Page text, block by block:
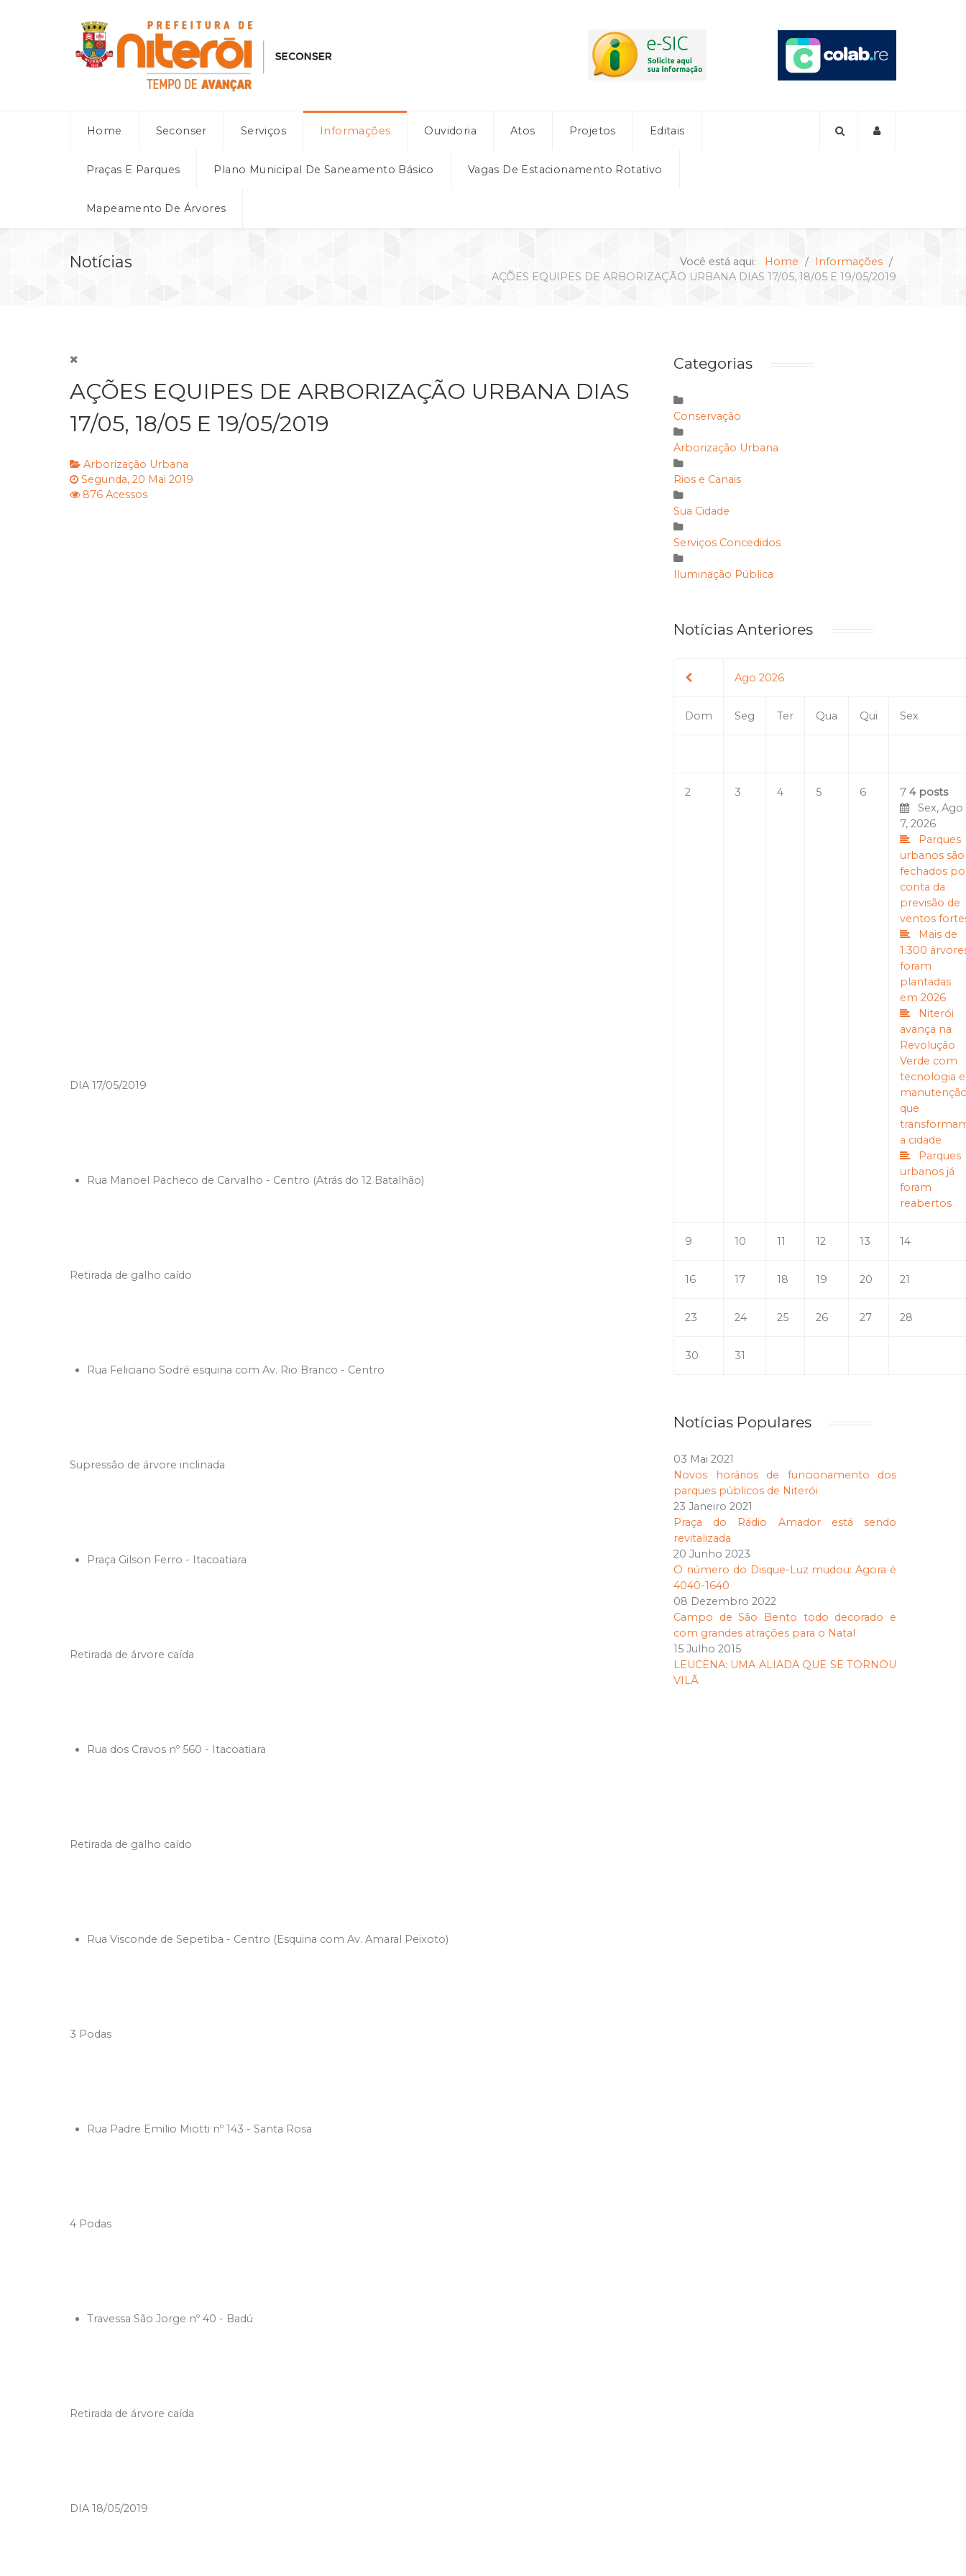
Home Seconser Serviços Informações Ouvidoria Atos Projetos Editais
Praças E Parques Plano Municipal De Saneamento Básico Vagas De Estacionamento Rotativo
Mapeamento De Árvores
Notícias Você está aqui: Home
Informações
AÇÕES EQUIPES DE ARBORIZAÇÃO URBANA DIAS 17/05, 18/05 E 19/05/2019
AÇÕES EQUIPES DE ARBORIZAÇÃO URBANA DIAS
17/05, 18/05 E 19/05/2019
Arborização Urbana
Segunda, 20 Mai 2019
876 Acessos
DIA 17/05/2019
Rua Manoel Pacheco de Carvalho - Centro (Atrás do 12 Batalhão)
Retirada de galho caído
Rua Feliciano Sodré esquina com Av. Rio Branco - Centro
Supressão de árvore inclinada
Praça Gilson Ferro - Itacoatiara
Retirada de árvore caída
Rua dos Cravos nº 560 - Itacoatiara
Retirada de galho caído
Rua Visconde de Sepetiba - Centro (Esquina com Av. Amaral Peixoto)
3 Podas
Rua Padre Emilio Miotti nº 143 - Santa Rosa
4 Podas
Travessa São Jorge nº 40 - Badú
Retirada de árvore caída
DIA 18/05/2019
Categorias
Conservação
Arborização Urbana
Rios e Canais
Sua Cidade
Serviços Concedidos
Iluminação Pública
Notícias Anteriores
Ago 2026
Dom Seg Ter Qua Qui Sex
2 3 4 5 6 7 4 posts
Sex, Ago
7, 2026
Parques
urbanos são
fechados
conta da
previsão de
ventos
Mais de
1.300
foram
plantadas
em 2026
Niterói
avança na
Revolução
Verde com
tecnologia e
que
a cidade
Parques
urbanos já
foram
reabertos
9 10 11 12 13 14
16 17 18 19 20 21
23 24 25 26 27 28
30 31
Notícias Populares
03 Mai 2021
Novos horários de funcionamento dos
parques públicos de Niterói
23 Janeiro 2021
Praça do Rádio Amador está sendo
revitalizada
20 Junho 2023
O número do Disque-Luz mudou: Agora é
4040-1640
08 Dezembro 2022
Campo de São Bento todo decorado e
com grandes atrações para o Natal
15 Julho 2015
LEUCENA: UMA ALIADA QUE SE TORNOU
VILÃ